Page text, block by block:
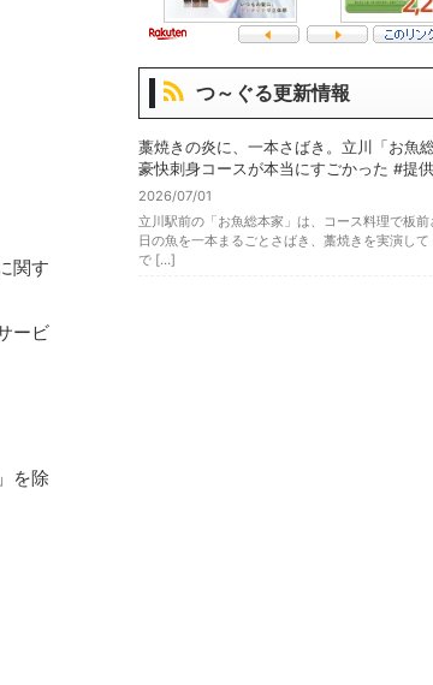
関す
ービ
を除
つ～ぐる更新情報
藁焼きの炎に、一本さばき。立川「お魚
豪快刺身コースが本当にすごかった #提供
2026/07/01
立川駅前の「お魚総本家」は、コース料理で板
日の魚を一本まるごとさばき、藁焼きを実演し
で […]